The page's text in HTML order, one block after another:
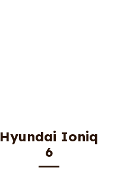
Hyundai Ioniq
6